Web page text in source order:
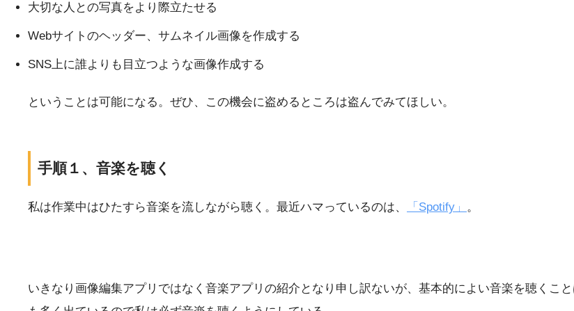
大切な人との写真をより際立たせる
Webサイトのヘッダー、サムネイル画像を作成する
SNS上に誰よりも目立つような画像作成する
ということは可能になる。ぜひ、この機会に盗めるところは盗んでみてほしい。
手順１、音楽を聴く
私は作業中はひたすら音楽を流しながら聴く。最近ハマっているのは、 「Spotify」 。
いきなり画像編集アプリではなく音楽アプリの紹介となり申し訳ないが、基本的によい音楽を聴くこ